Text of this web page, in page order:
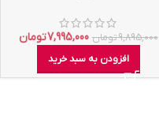
9,895,000تومان 7,995,000تومان
افزودن به سبد خرید